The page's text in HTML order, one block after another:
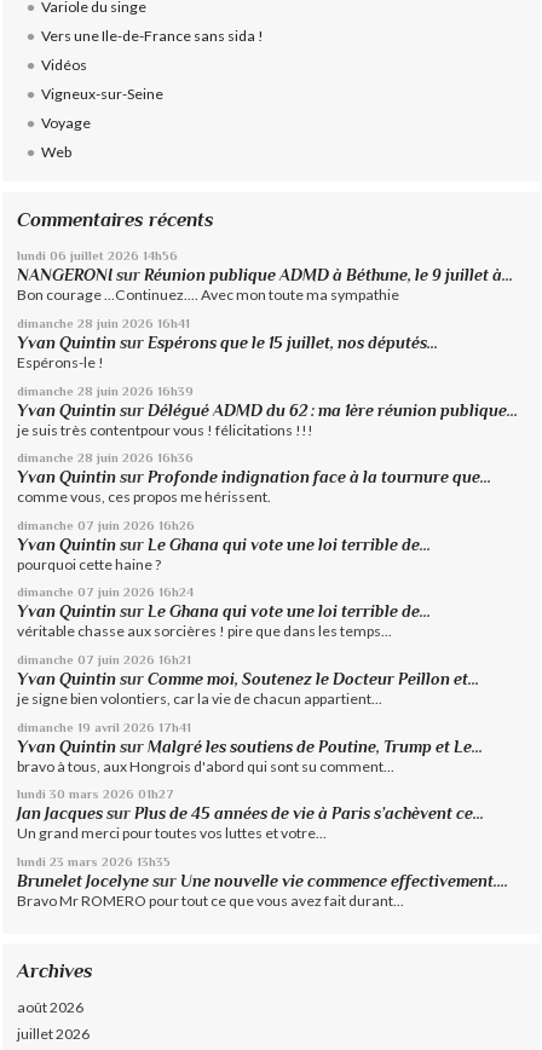
Variole du singe
Vers une Ile-de-France sans sida !
Vidéos
Vigneux-sur-Seine
Voyage
Web
Commentaires récents
lundi 06 juillet 2026 14h56
NANGERONI surRéunion publique ADMD à Béthune, le 9 juillet à...
Bon courage ...Continuez.... Avec mon toute ma sympathie
dimanche 28 juin 2026 16h41
Yvan Quintin surEspérons que le 15 juillet, nos députés...
Espérons-le !
dimanche 28 juin 2026 16h39
Yvan Quintin surDélégué ADMD du 62 : ma 1ère réunion publique...
je suis très contentpour vous ! félicitations !!!
dimanche 28 juin 2026 16h36
Yvan Quintin surProfonde indignation face à la tournure que...
comme vous, ces propos me hérissent.
dimanche 07 juin 2026 16h26
Yvan Quintin sur Le Ghana qui vote une loi terrible de...
pourquoi cette haine ?
dimanche 07 juin 2026 16h24
Yvan Quintin surLe Ghana qui vote une loi terrible de...
véritable chasse aux sorcières ! pire que dans les temps...
dimanche 07 juin 2026 16h21
Yvan Quintin surComme moi, Soutenez le Docteur Peillon et...
je signe bien volontiers, car la vie de chacun appartient...
dimanche 19 avril 2026 17h41
Yvan Quintin surMalgré les soutiens de Poutine, Trump et Le...
bravo à tous, aux Hongrois d'abord qui sont su comment...
lundi 30 mars 2026 01h27
Jan Jacques surPlus de 45 années de vie à Paris s’achèvent ce...
Un grand merci pour toutes vos luttes et votre...
lundi 23 mars 2026 13h35
Brunelet Jocelyne sur Une nouvelle vie commence effectivement....
Bravo Mr ROMERO pour tout ce que vous avez fait durant...
Archives
août 2026
juillet 2026